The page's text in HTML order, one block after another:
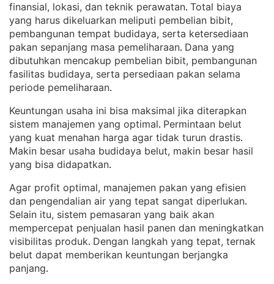
finansial, lokasi, dan teknik perawatan. Total biaya
yang harus dikeluarkan meliputi pembelian bibit,
pembangunan tempat budidaya, serta ketersediaan
pakan sepanjang masa pemeliharaan. Dana yang
dibutuhkan mencakup pembelian bibit, pembangunan
fasilitas budidaya, serta persediaan pakan selama
periode pemeliharaan.
Keuntungan usaha ini bisa maksimal jika diterapkan
sistem manajemen yang optimal. Permintaan belut
yang kuat menahan harga agar tidak turun drastis
Makin besar usaha budidaya belut, makin besar hasil
yang bisa didapatkan.
Agar profit optimal, manajemen pakan yang efisien
dan pengendalian air yang tepat sangat diperlukan
Selain itu, sistem pemasaran yang baik akan
mempercepat penjualan hasil panen dan meningkatkan
visibilitas produk. Dengan langkah yang tepat, ternak
belut dapat memberikan keuntungan berjangka
panjang.